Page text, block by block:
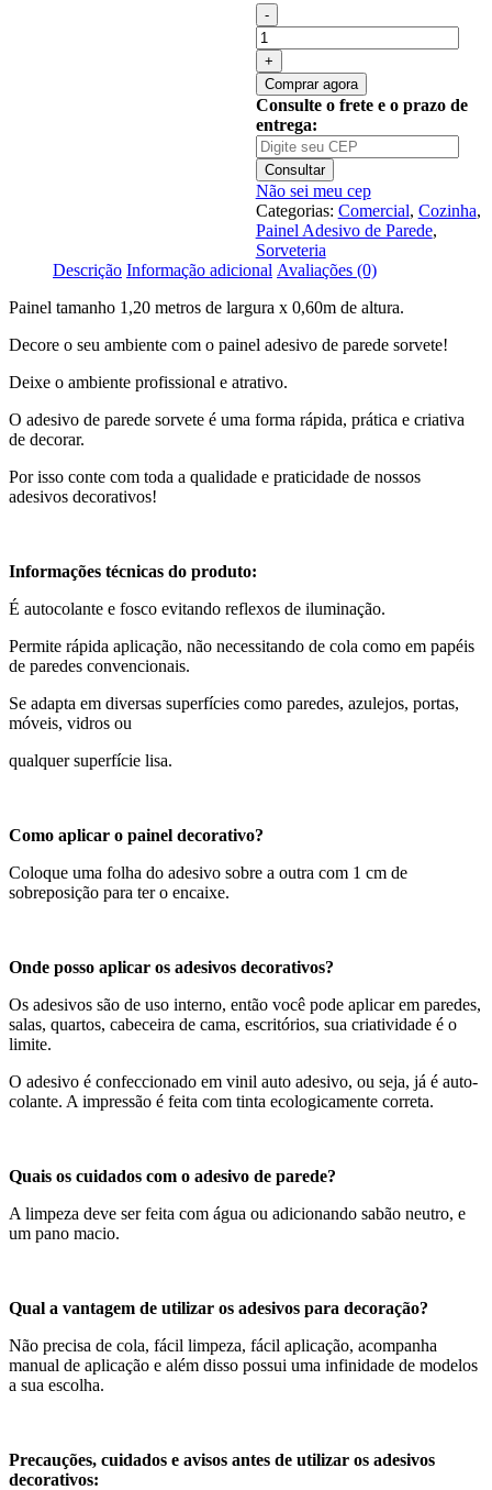
Quantidade
de
Painel
Adesivo
Sorvete
Sorveteria
Sobremesa
J18
Comprar agora
Consulte o frete e o prazo de
entrega:
Consultar
Não sei meu cep
Categorias: Comercial, Cozinha,
Painel Adesivo de Parede,
Sorveteria
Descrição Informação adicional Avaliações (0)
Painel tamanho 1,20 metros de largura x 0,60m de altura.
Decore o seu ambiente com o painel adesivo de parede sorvete!
Deixe o ambiente profissional e atrativo.
O adesivo de parede sorvete é uma forma rápida, prática e criativa
de decorar.
Por isso conte com toda a qualidade e praticidade de nossos
adesivos decorativos!
Informações técnicas do produto:
É autocolante e fosco evitando reflexos de iluminação.
Permite rápida aplicação, não necessitando de cola como em papéis
de paredes convencionais.
Se adapta em diversas superfícies como paredes, azulejos, portas,
móveis, vidros ou
qualquer superfície lisa.
Como aplicar o painel decorativo?
Coloque uma folha do adesivo sobre a outra com 1 cm de
sobreposição para ter o encaixe.
Onde posso aplicar os adesivos decorativos?
Os adesivos são de uso interno, então você pode aplicar em paredes,
salas, quartos, cabeceira de cama, escritórios, sua criatividade é o
limite.
O adesivo é confeccionado em vinil auto adesivo, ou seja, já é auto-
colante. A impressão é feita com tinta ecologicamente correta.
Quais os cuidados com o adesivo de parede?
A limpeza deve ser feita com água ou adicionando sabão neutro, e
um pano macio.
Qual a vantagem de utilizar os adesivos para decoração?
Não precisa de cola, fácil limpeza, fácil aplicação, acompanha
manual de aplicação e além disso possui uma infinidade de modelos
a sua escolha.
Precauções, cuidados e avisos antes de utilizar os adesivos
decorativos: